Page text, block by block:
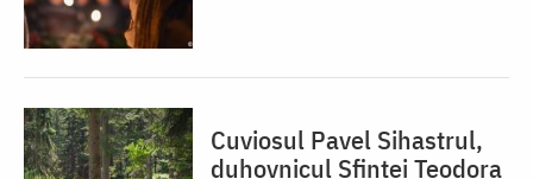
Cuviosul Pavel Sihastrul,
duhovnicul Sfintei Teodora